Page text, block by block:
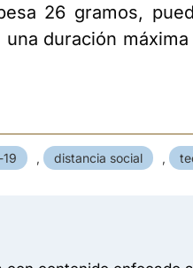
26 gramos,
duración
, distancia social ,